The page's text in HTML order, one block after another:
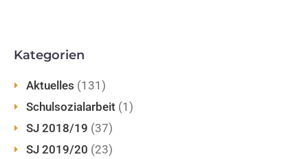
Kategorien
Aktuelles (131)
Schulsozialarbeit (1)
SJ 2018/19 (37)
SJ 2019/20 (23)